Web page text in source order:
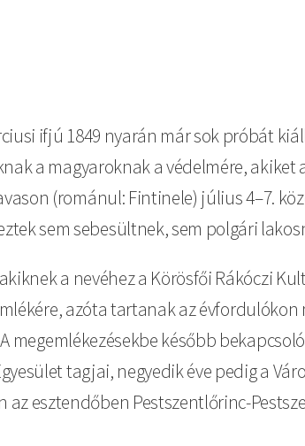
ifjú 1849 nyarán már sok próbát
a magyaroknak a védelmére, akiket
(románul: Fintinele) július 4–7.
sem sebesültnek, sem polgári
a nevéhez a Körösfői Rákóczi
azóta tartanak az évfordulókon
megemlékezésekbe később
tagjai, negyedik éve pedig a
esztendőben Pestszentlőrinc-